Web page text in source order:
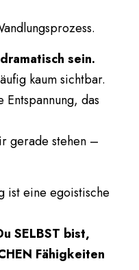
sein.
kaum sichtbar.
Entspannung, das
gerade stehen –
ist eine egoistische
SELBST bist,
Fähigkeiten